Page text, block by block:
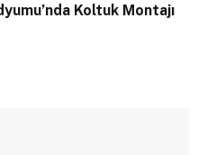
Koltuk Montajı